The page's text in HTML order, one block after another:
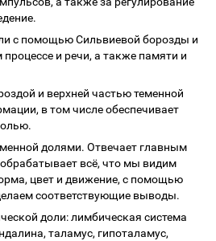
с помощью Сильвиевой борозды и
и речи, а также памяти и
и верхней частью теменной
в том числе обеспечивает
долями. Отвечает главным
всё, что мы видим
цвет и движение, с помощью
соответствующие выводы.
доли: лимбическая система
таламус, гипоталамус,